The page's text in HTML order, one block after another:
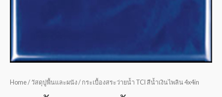
Home/ วัสดุปูพื้นและผนัง/ กระเบื้องสระว่ายน้ำ TCI สีน้ำเงินไพลิน 4x4in